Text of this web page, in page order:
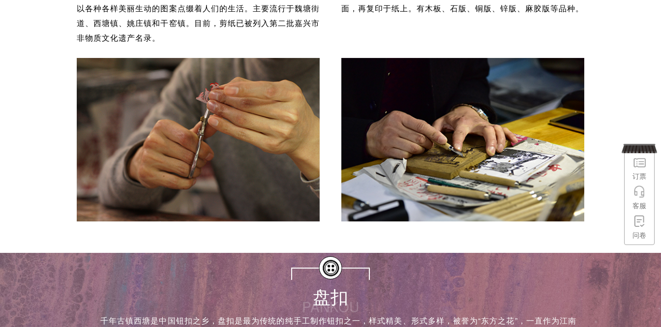
以各种各样美丽生动的图案点缀着人们的生活。主要流行于魏塘街
道、西塘镇、姚庄镇和干窑镇。目前，剪纸已被列入第二批嘉兴市
非物质文化遗产名录。
面，再复印于纸上。有木板、石版、铜版、锌版、麻胶版等品种。
盘扣
PANKOU
千年古镇西塘是中国钮扣之乡，盘扣是最为传统的纯手工制作钮扣之一，样式精美、形式多样，被誉为“东方之花”，一直作为江南
订票
客服
问卷